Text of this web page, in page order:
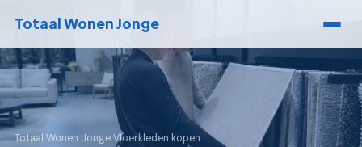
Totaal Wonen Jonge
Totaal Wonen Jonge›Vloerkleden kopen